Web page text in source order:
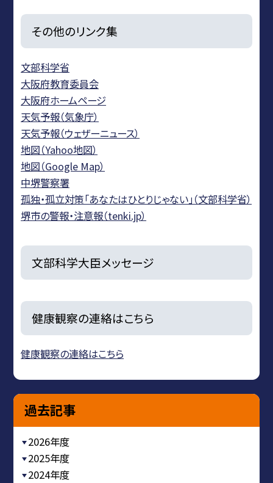
その他のリンク集
文部科学省
大阪府教育委員会
大阪府ホームページ
天気予報（気象庁）
天気予報（ウェザーニュース）
地図（Yahoo地図）
地図（Google Map）
中堺警察署
孤独・孤立対策「あなたはひとりじゃない」（文部科学省）
堺市の警報・注意報（tenki.jp）
文部科学大臣メッセージ
健康観察の連絡はこちら
健康観察の連絡はこちら
過去記事
2026年度
2025年度
2024年度